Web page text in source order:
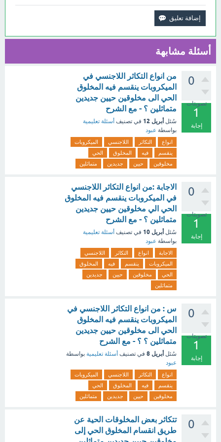
أسئلة مشابهة
0
تصويتات
1
إجابة
من انواع التكاثر اللاجنسي في
الميكروبات ينقسم فيه المخلوق
الحي الى مخلوقين حيين جديدين
متماثلين ؟ - مع الشرح
سُئل أبريل 12 في تصنيف أسئلة تعليمية
بواسطة عبود
انواع التكاثر اللاجنسي
الميكروبات
ينقسم
فيه المخلوق
الحي
مخلوقين
حيين جديدين متماثلين
0
تصويتات
1
إجابة
الاجابة :من انواع التكاثر اللاجنسي
في الميكروبات ينقسم فيه المخلوق
الحي الي مخلوقين حيين جديدين
متماثلين ؟ - مع الشرح
سُئل أبريل 10 في تصنيف أسئلة تعليمية
بواسطة عبود
الاجابة انواع التكاثر
اللاجنسي
الميكروبات
ينقسم فيه
المخلوق
الحي
مخلوقين حيين
جديدين
متماثلين
0
تصويتات
1
إجابة
س : من انواع التكاثر اللاجنسي في
الميكروبات ينقسم فيه المخلوق
الحي الى مخلوقين حيين جديدين
متماثلين ؟ ؟ - مع الشرح
سُئل أبريل 8 في تصنيف أسئلة تعليمية بواسطة
عبود
انواع التكاثر اللاجنسي
الميكروبات
ينقسم
فيه المخلوق
الحي
مخلوقين
حيين جديدين متماثلين
0
‏تتكاثر بعض المخلوقات الحية عن
طريق انقسام المخلوق الحي إلى